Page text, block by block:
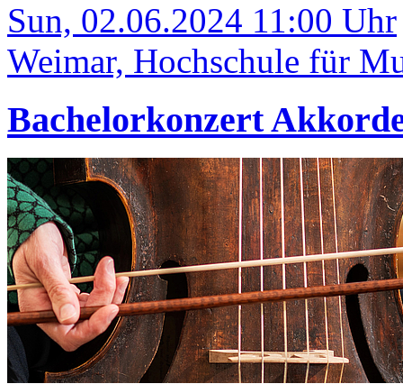
Sun, 02.06.2024 11:00 Uhr
Weimar, Hochschule für
Bachelorkonzert